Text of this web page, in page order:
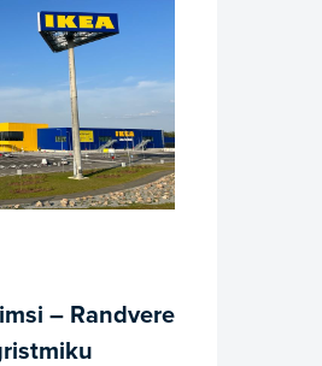
– Randvere